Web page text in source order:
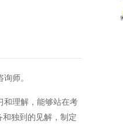
师。
理解，能够站在考
独到的见解，制定